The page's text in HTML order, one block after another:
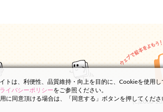
(C)2000-
トは、利便性、品質維持・向上を目的に、Cookieを使用し
イバシーポリシーをご参照ください。
に同意頂ける場合は、「同意する」ボタンを押してくださ